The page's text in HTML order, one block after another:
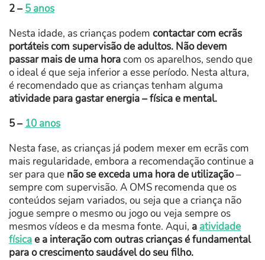
2 –5 anos
Nesta idade, as crianças podem contactar com ecrãs
portáteis com supervisão de adultos. Não devem
passar mais de uma horacom os aparelhos, sendo que
o ideal é que seja inferior a esse período. Nesta altura,
é recomendado que as crianças tenham alguma
atividade para gastar energia – física e mental.
5 – 10 anos
Nesta fase, as crianças já podem mexer em ecrãs com
mais regularidade, embora a recomendação continue a
ser para que não se exceda uma hora de utilização–
sempre com supervisão. A OMS recomenda que os
conteúdos sejam variados, ou seja que a criança não
jogue sempre o mesmo ou jogo ou veja sempre os
mesmos vídeos e da mesma fonte. Aqui, a atividade
físicae a interação com outras crianças é fundamental
para o crescimento saudável do seu filho.